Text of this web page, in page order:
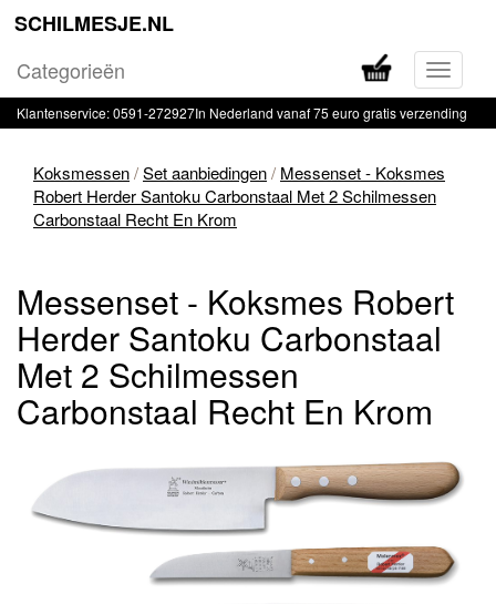
SCHILMESJE.NL
in-
of
Categorieën
Klantenservice: 0591-272927In Nederland vanaf 75 euro gratis verzending
Koksmessen/Set aanbiedingen/ Messenset - Koksmes
Robert Herder Santoku Carbonstaal Met 2 Schilmessen
Carbonstaal Recht En Krom
Messenset - Koksmes Robert
Herder Santoku Carbonstaal
Met 2 Schilmessen
Carbonstaal Recht En Krom